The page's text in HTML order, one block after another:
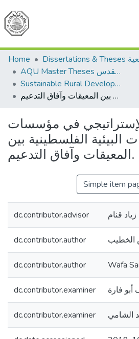
Communities &
All of DSpace
Home
AQU Master Theses الرسائل الجامعية الخاصة بجامعة القدس
Sustainable Rural Development التنمية الريفية المستدامة
التخطيط الإستراتيجي في مؤسسات شبكة المنظمات البيئية الفلسطينية بين المعيقات وآفاق التدعيم.
في مؤسسات
البيئية الفلسطينية بين
المعيقات وآفاق التدعيم.
Simple item
dc.contributor.advisor زياد قنام
dc.contributor.author الخطيب
dc.contributor.author Wafa
dc.contributor.examiner فارة
dc.contributor.examiner الشامي